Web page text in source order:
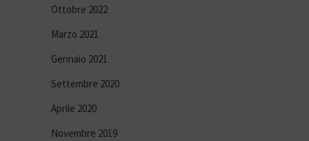
Ottobre 2022
Marzo 2021
Gennaio 2021
Settembre 2020
Aprile 2020
Novembre 2019